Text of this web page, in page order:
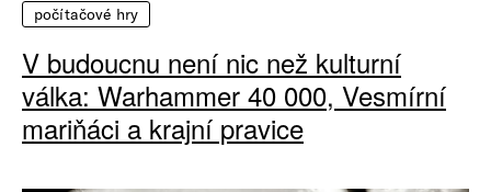
počítačové hry
V budoucnu není nic než kulturní
válka: Warhammer 40 000, Vesmírní
mariňáci a krajní pravice